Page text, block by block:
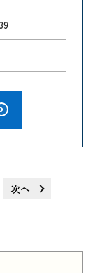
次へ